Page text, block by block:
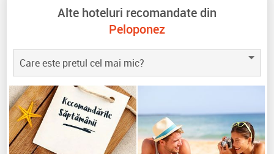
Alte hoteluri recomandate din
Peloponez
Care este pretul cel mai mic?